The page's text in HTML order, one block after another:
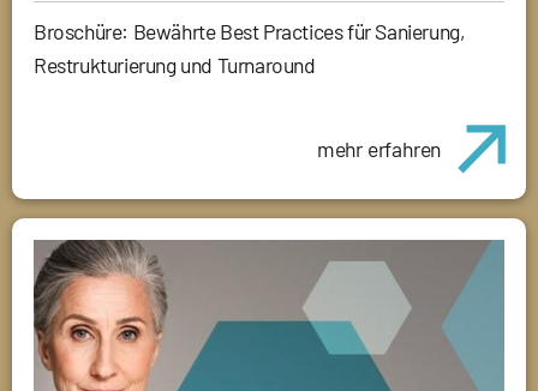
Broschüre: Bewährte Best Practices für Sanierung,
Restrukturierung und Turnaround
mehr erfahren